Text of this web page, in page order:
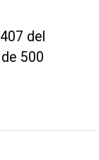
del
500